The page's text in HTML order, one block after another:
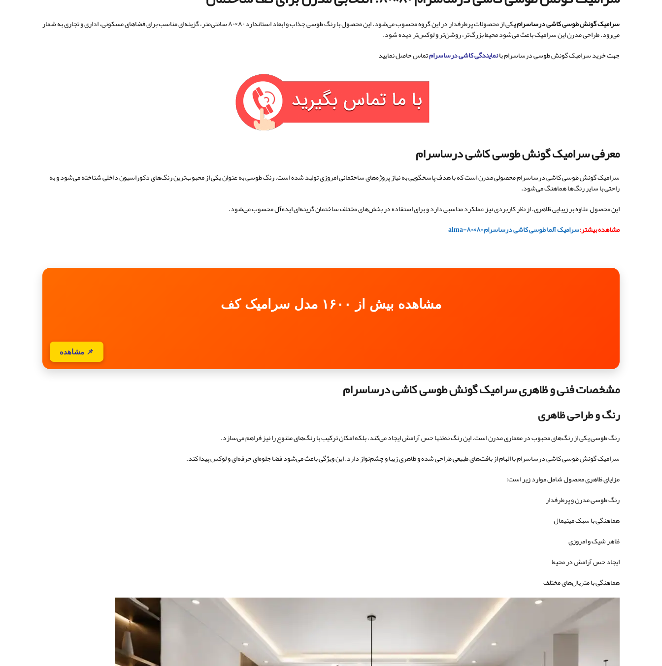
سرامیک گونش طوسی کاشی درساسرام ی کی از محصولات پرطرفدار در این گروه محسوب می‌شود. این محصول با رنگ طوسی جذاب و ابعاد استاندارد ۸۰×۸۰ سانتی‌متر، گزینه‌ای مناسب برای فضاهای مسکونی، اداری و تجاری به شمار
می‌رود. طراحی مدرن این سرامیک باعث می‌شود محیط بزرگ‌تر، روشن‌تر و لوکس‌تر دیده شود.
جهت خرید سرامیک گونش طوسی درساسرام بانمایندگی کاشی درساسرامتماس حاصل نمایید
معرفی سرامیک گونش طوسی کاشی درساسرام
سرامیک گونش طوسی کاشی درساسرام محصولی مدرن است که با هدف پاسخگویی به نیاز پروژه‌های ساختمانی امروزی تولید شده است. رنگ طوسی به عنوان یکی از محبوب‌ترین رنگ‌های دکوراسیون داخلی شناخته می‌شود و به
راحتی با سایر رنگ‌ها هماهنگ می‌شود.
این محصول علاوه بر زیبایی ظاهری، از نظر کاربردی نیز عملکرد مناسبی دارد و برای استفاده در بخش‌های مختلف ساختمان گزینه‌ای ایده‌آل محسوب می‌شود.
مشاهده بیشتر:سرامیک آلما طوسی کاشی درساسرام ۸۰×۸۰-alma
مشاهده بیش از ۱۶۰۰ مدل سرامیک کف
📌 مشاهده
مشخصات فنی و ظاهری سرامیک گونش طوسی کاشی درساسرام
رنگ و طراحی ظاهری
رنگ طوسی یکی از رنگ‌های محبوب در معماری مدرن است. این رنگ نه‌تنها حس آرامش ایجاد می‌کند، بلکه امکان ترکیب با رنگ‌های متنوع را نیز فراهم می‌سازد.
سرامیک گونش طوسی کاشی درساسرام با الهام از بافت‌های طبیعی طراحی شده و ظاهری زیبا و چشم‌نواز دارد. این ویژگی باعث می‌شود فضا جلوه‌ای حرفه‌ای و لوکس پیدا کند.
مزایای ظاهری محصول شامل موارد زیر است:
رنگ طوسی مدرن و پرطرفدار
هماهنگی با سبک مینیمال
ظاهر شیک و امروزی
ایجاد حس آرامش در محیط
هماهنگی با متریال‌های مختلف